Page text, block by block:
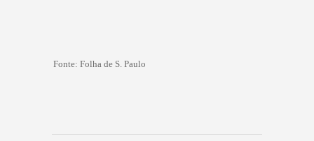
Fonte: Folha de S. Paulo